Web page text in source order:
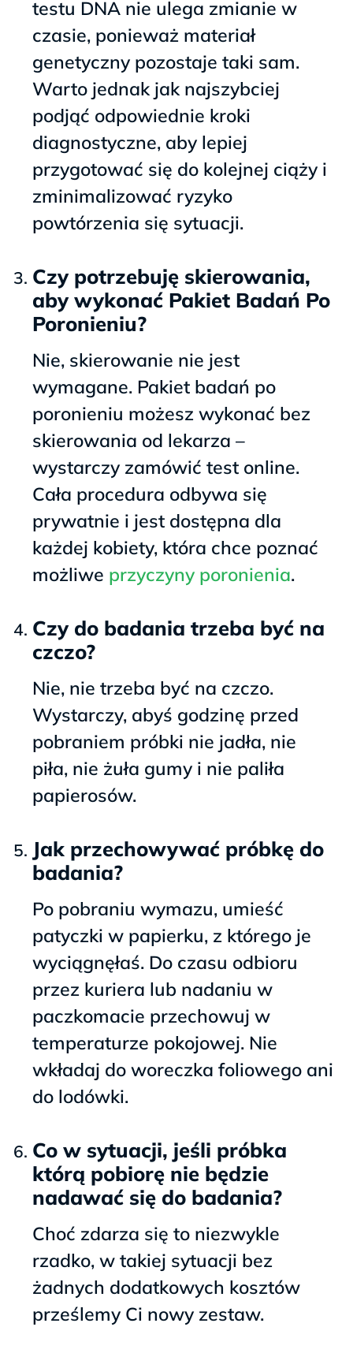
testu DNA nie ulega zmianie w
czasie, ponieważ materiał
genetyczny pozostaje taki sam.
Warto jednak jak najszybciej
podjąć odpowiednie kroki
diagnostyczne, aby lepiej
przygotować się do kolejnej ciąży i
zminimalizować ryzyko
powtórzenia się sytuacji.
Czy potrzebuję skierowania,
aby wykonać Pakiet Badań Po
Poronieniu?
Nie, skierowanie nie jest
wymagane. Pakiet badań po
poronieniu możesz wykonać bez
skierowania od lekarza –
wystarczy zamówić test online.
Cała procedura odbywa się
prywatnie i jest dostępna dla
każdej kobiety, która chce poznać
możliwe przyczyny poronienia.
Czy do badania trzeba być na
czczo?
Nie, nie trzeba być na czczo.
Wystarczy, abyś godzinę przed
pobraniem próbki nie jadła, nie
piła, nie żuła gumy i nie paliła
papierosów.
Jak przechowywać próbkę do
badania?
Po pobraniu wymazu, umieść
patyczki w papierku, z którego je
wyciągnęłaś. Do czasu odbioru
przez kuriera lub nadaniu w
paczkomacie przechowuj w
temperaturze pokojowej. Nie
wkładaj do woreczka foliowego ani
do lodówki.
Co w sytuacji, jeśli próbka
którą pobiorę nie będzie
nadawać się do badania?
Choć zdarza się to niezwykle
rzadko, w takiej sytuacji bez
żadnych dodatkowych kosztów
prześlemy Ci nowy zestaw.